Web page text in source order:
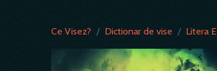
Ce Visez? / Dictionar de vise / Litera E